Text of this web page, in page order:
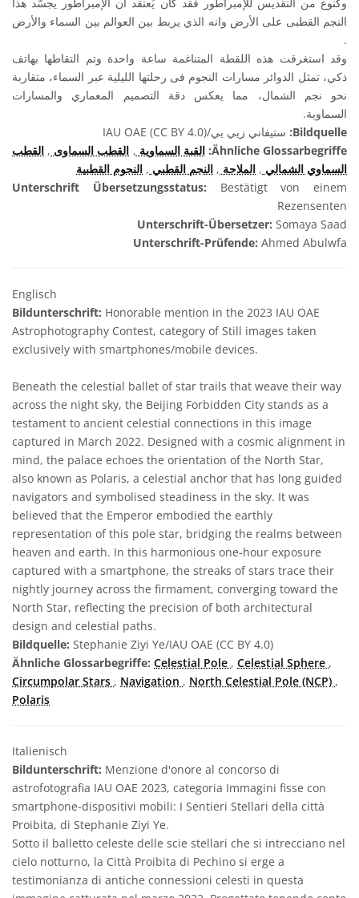
وكنوع من التقديس للإمبراطور فقد كان يُعتقد أن الإمبراطور يجسّد هذا
النجم القطبى على الأرض وانه الذي يربط بين العوالم بين السماء والأرض
.
وقد استغرقت هذه اللقطة المتناغمة ساعة واحدة وتم التقاطها بهاتف
ذكي، تمثل الدوائر مسارات النجوم فى رحلتها الليلية عبر السماء، متقاربة
نحو نجم الشمال، مما يعكس دقة التصميم المعماري والمسارات
السماوية.
Bildquelle: ستيفاني زيي يي/IAU OAE (CC BY 4.0)
Ähnliche Glossarbegriffe: القبة السماوية , القطب السماوى , القطب
السماوي الشمالي , الملاحة , النجم القطبي , النجوم القطبية
Unterschrift Übersetzungsstatus: Bestätigt von einem
Rezensenten
Unterschrift-Übersetzer: Somaya Saad
Unterschrift-Prüfende: Ahmed Abulwfa
Englisch
Bildunterschrift: Honorable mention in the 2023 IAU OAE
Astrophotography Contest, category of Still images taken
exclusively with smartphones/mobile devices.
Beneath the celestial ballet of star trails that weave their way
across the night sky, the Beijing Forbidden City stands as a
testament to ancient celestial connections in this image
captured in March 2022. Designed with a cosmic alignment in
mind, the palace echoes the orientation of the North Star,
also known as Polaris, a celestial anchor that has long guided
navigators and symbolised steadiness in the sky. It was
believed that the Emperor embodied the earthly
representation of this pole star, bridging the realms between
heaven and earth. In this harmonious one-hour exposure
captured with a smartphone, the streaks of stars trace their
nightly journey across the firmament, converging toward the
North Star, reflecting the precision of both architectural
design and celestial paths.
Bildquelle: Stephanie Ziyi Ye/IAU OAE (CC BY 4.0)
Ähnliche Glossarbegriffe: Celestial Pole , Celestial Sphere ,
Circumpolar Stars , Navigation , North Celestial Pole (NCP) ,
Polaris
Italienisch
Bildunterschrift: Menzione d'onore al concorso di
astrofotografia IAU OAE 2023, categoria Immagini fisse con
smartphone-dispositivi mobili: I Sentieri Stellari della città
Proibita, di Stephanie Ziyi Ye.
Sotto il balletto celeste delle scie stellari che si intrecciano nel
cielo notturno, la Città Proibita di Pechino si erge a
testimonianza di antiche connessioni celesti in questa